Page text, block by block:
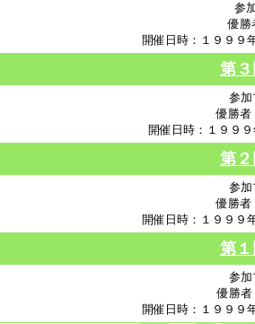
参
優勝
開催日時：１９９９
第
参加
優勝者
開催日時：１９９
第
参加
優勝者
開催日時：１９９９
第
参加
優勝者
開催日時：１９９９